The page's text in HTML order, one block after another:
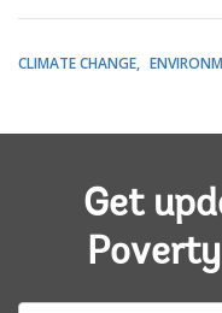
CLIMATE CHANGE
Get